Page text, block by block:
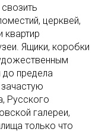
церквей,
квартир
Ящики, коробки
предела
Русского
галереи,
только что